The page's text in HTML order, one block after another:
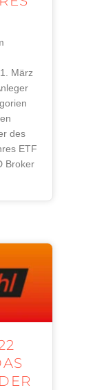
März
des
ETF
Broker